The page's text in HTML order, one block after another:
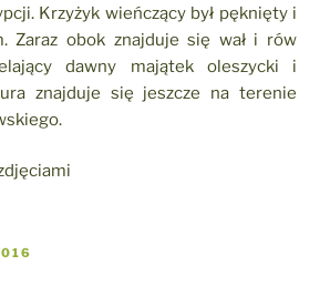
Krzyżyk wieńczący był pęknięty i
Zaraz obok znajduje się wał i rów
dawny majątek oleszycki i
znajduje się jeszcze na terenie